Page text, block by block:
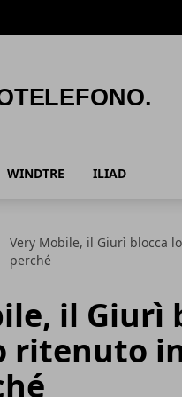
WINDTRE ILIAD
Very Mobile, il Giurì blocca
perché
il Giurì
ritenuto